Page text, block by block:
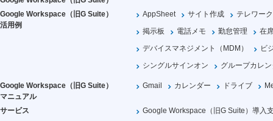
Google Workspace（旧G Suite）
活用例
AppSheet サイト作成
テレワーク
掲示板
電話メモ 勤怠管理
在
デバイスマネジメント（MDM）
ビ
シングルサインオン
グループカレ
Google Workspace（旧G Suite）
マニュアル
Gmail カレンダー ドライブ
サービス Google Workspace（旧G Suite）導入